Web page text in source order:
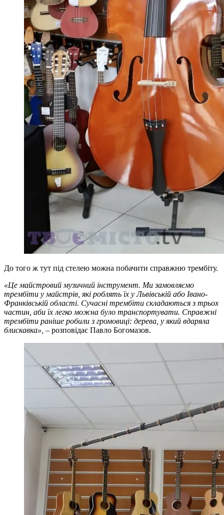
До того ж тут під стелею можна побачити справжню трембіту.
«Це майстровий музичний інструмент. Ми замовляємо
трембіти у майстрів, які роблять їх у Львівській або Івано-
Франківській області. Сучасні трембіти складаються з трьох
частин, аби їх легко можна було транспортувати. Справжні
трембіти раніше робили з громовиці: дерева, у який вдаряла
блискавка», – розповідає Павло Богомазов.